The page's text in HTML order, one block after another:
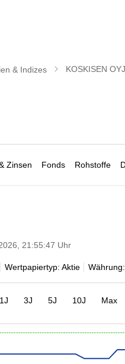
& Indizes KOSKISEN
Zinsen Fonds Rohstoffe
21:55:47 Uhr
Wertpapiertyp: Aktie
1J 3J 5J 10J Max